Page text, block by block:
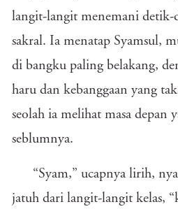
langit-langit menemani detik-
sakral. Ia menatap Syamsul,
di bangku paling belakang,
haru dan kebanggaan yang
seolah ia melihat masa depan
seblumnya.
“Syam,” ucapnya lirih,
jatuh dari langit-langit kelas,